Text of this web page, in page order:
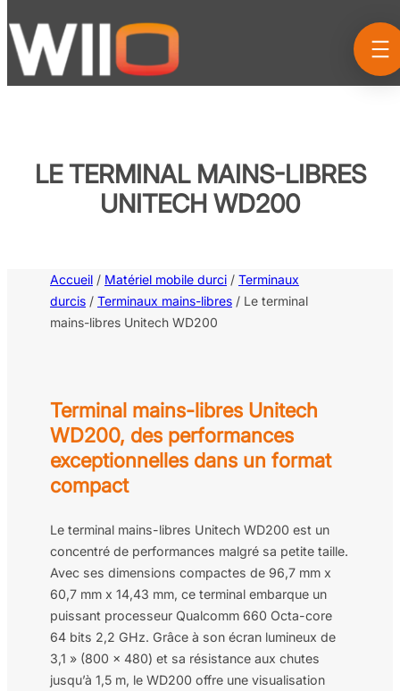
au
contenu
LE TERMINAL MAINS-LIBRES
UNITECH WD200
Accueil / Matériel mobile durci / Terminaux
durcis / Terminaux mains-libres / Le terminal
mains-libres Unitech WD200
Terminal mains-libres Unitech
WD200, des performances
exceptionnelles dans un format
compact
Le terminal mains-libres Unitech WD200 est un
concentré de performances malgré sa petite taille.
Avec ses dimensions compactes de 96,7 mm x
60,7 mm x 14,43 mm, ce terminal embarque un
puissant processeur Qualcomm 660 Octa-core
64 bits 2,2 GHz. Grâce à son écran lumineux de
3,1 » (800 x 480) et sa résistance aux chutes
jusqu’à 1,5 m, le WD200 offre une visualisation